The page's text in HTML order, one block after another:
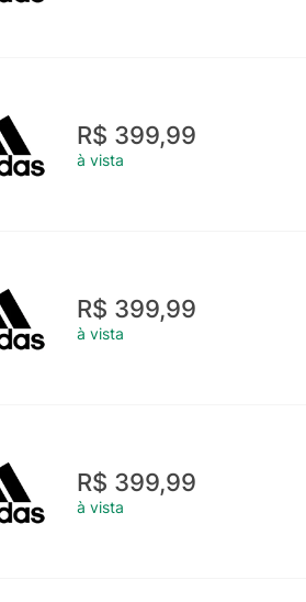
R$ 399,99
à vista
R$ 399,99
à vista
R$ 399,99
à vista